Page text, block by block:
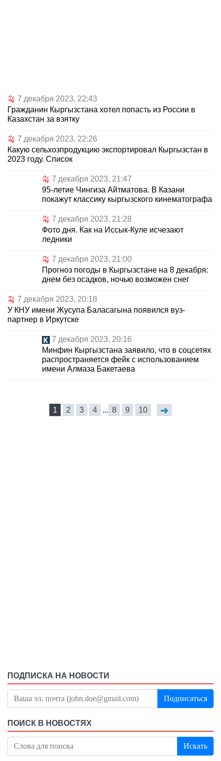
7 декабря 2023, 22:43
Гражданин Кыргызстана хотел попасть из России в
Казахстан за взятку
7 декабря 2023, 22:26
Какую сельхозпродукцию экспортировал Кыргызстан в
2023 году. Список
7 декабря 2023, 21:47
95-летие Чингиза Айтматова. В Казани
покажут классику кыргызского кинематографа
7 декабря 2023, 21:28
Фото дня. Как на Иссык-Куле исчезают
ледники
7 декабря 2023, 21:00
Прогноз погоды в Кыргызстане на 8 декабря:
днем без осадков, ночью возможен снег
7 декабря 2023, 20:18
У КНУ имени Жусупа Баласагына появился вуз-
партнер в Иркутске
7 декабря 2023, 20:16
Минфин Кыргызстана заявило, что в соцсетях
распространяется фейк с использованием
имени Алмаза Бакетаева
1 2 3 4 ... 8 9 10
ПОДПИСКА НА НОВОСТИ
Подписаться
ПОИСК В НОВОСТЯХ
Искать